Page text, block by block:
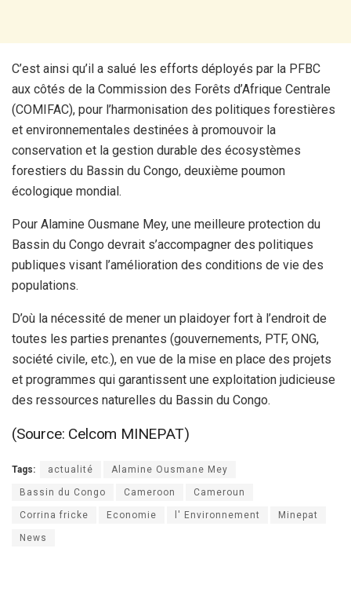
C’est ainsi qu’il a salué les efforts déployés par la PFBC
aux côtés de la Commission des Forêts d’Afrique Centrale
(COMIFAC), pour l’harmonisation des politiques forestières
et environnementales destinées à promouvoir la
conservation et la gestion durable des écosystèmes
forestiers du Bassin du Congo, deuxième poumon
écologique mondial.
Pour Alamine Ousmane Mey, une meilleure protection du
Bassin du Congo devrait s’accompagner des politiques
publiques visant l’amélioration des conditions de vie des
populations.
D’où la nécessité de mener un plaidoyer fort à l’endroit de
toutes les parties prenantes (gouvernements, PTF, ONG,
société civile, etc.), en vue de la mise en place des projets
et programmes qui garantissent une exploitation judicieuse
des ressources naturelles du Bassin du Congo.
(Source: Celcom MINEPAT)
Tags: actualité Alamine Ousmane Mey
Bassin du Congo Cameroon Cameroun
Corrina fricke Economie l' Environnement Minepat
News